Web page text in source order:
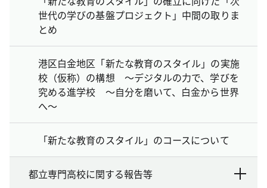
世代の学びの基盤プロジェクト」中間の取りま
とめ
港区白金地区「新たな教育のスタイル」の実施
校（仮称）の構想 ～デジタルの力で、学びを
究める進学校 ～自分を磨いて、白金から世界
へ～
「新たな教育のスタイル」のコースについて
都立専門高校に関する報告等